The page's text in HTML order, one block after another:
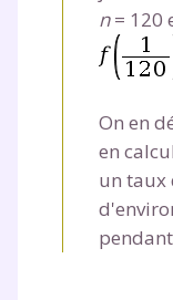
n= 120
On en
en
un taux